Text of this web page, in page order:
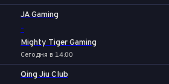
JA Gaming
-
Mighty Tiger Gaming
Сегодня в 14:00
Qing Jiu Club